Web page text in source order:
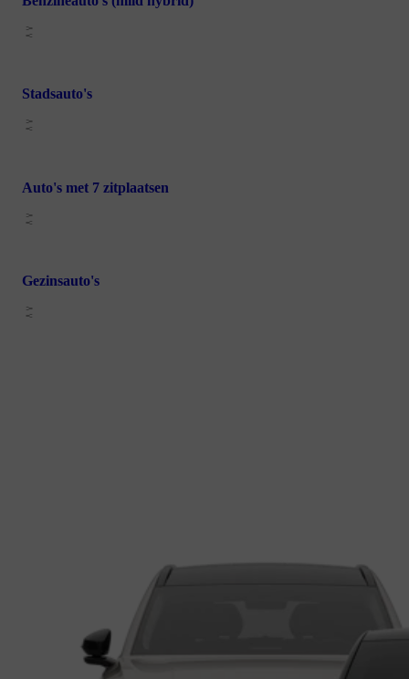
Stadsauto's
Auto's met 7 zitplaatsen
Gezinsauto's